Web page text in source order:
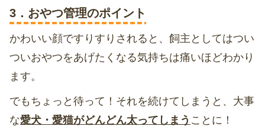
3．おやつ管理のポイント
かわいい顔ですりすりされると、飼主としてはつい
ついおやつをあげたくなる気持ちは痛いほどわかり
ます。
でもちょっと待って！それを続けてしまうと、大事
な愛犬・愛猫がどんどん太ってしまう ことに！